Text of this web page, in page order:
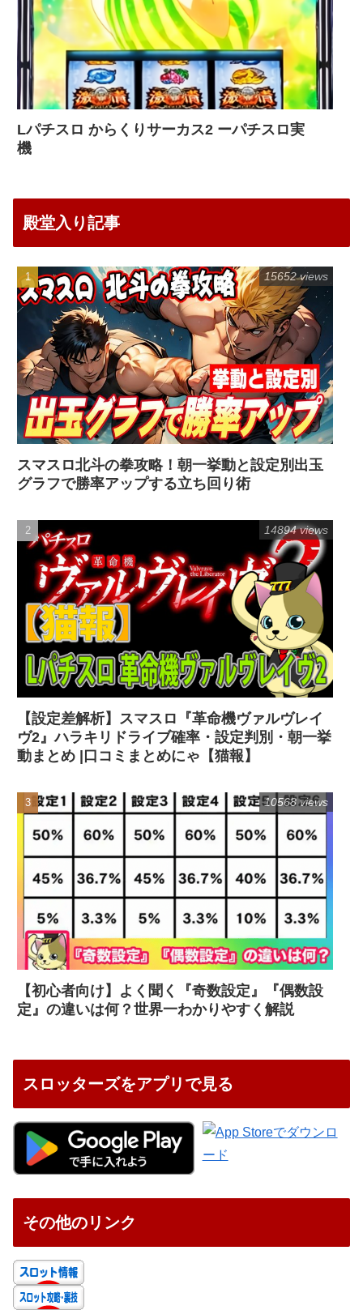
Lパチスロ からくりサーカス2 ーパチスロ実
機
殿堂入り記事
スマスロ北斗の拳攻略！朝一挙動と設定別出玉
グラフで勝率アップする立ち回り術
15652 views
【設定差解析】スマスロ『革命機ヴァルヴレイ
ヴ2』ハラキリドライブ確率・設定判別・朝一挙
動まとめ |口コミまとめにゃ【猫報】
14894 views
【初心者向け】よく聞く『奇数設定』『偶数設
定』の違いは何？世界一わかりやすく解説
10568 views
スロッターズをアプリで見る
その他のリンク